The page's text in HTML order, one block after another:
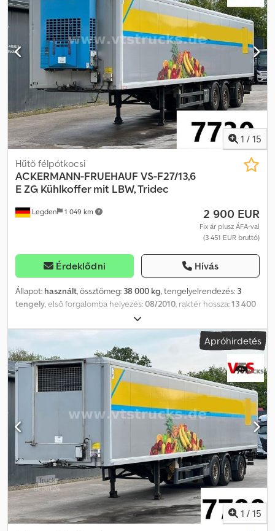
értékesítés jogát fenntartjuk. WhatsApp-támogatás elérhető!
Járművel kapcsolatos kérdések vagy további információk esetén
kérjük, írjon nekünk kényelmesen WhatsAppon keresztül.
Dwjdsma E Rkepfx Adxoa
1 / 15
Legden 1 049 km
Hűtő félpótkocsi
ACKERMANN-FRUEHAUF VS-F27/13,6
E ZG Kühlkoffer mit LBW, Tridec
2 900 EUR
Fix ár plusz ÁFA-val
(3 451 EUR bruttó)
Érdeklődni Hívás
Állapot: használt, össztömeg: 38 000 kg, tengelyelrendezés: 3
tengely, első forgalomba helyezés:08/2010, raktér hossza:13 400
2 480 mm
teljes szélesség:2 600 mm, teljes magasság:3 850 mm,
, * Tridec * Emelőhátfal * Emelt tengely
Dwedpfjnfxhtjx Adxoa * Frigoblock HK 25 hűtőaggregát *
EuroScan ----Belső járműszám: 7730----A tévedések és közbenső
értékesítés jogát fenntartjuk. WhatsApp támogatás elérhető!
Járművel kapcsolatos kérdések vagy további információk esetén
keressen minket kényelmesen WhatsAppon Whatsapp Whatsapp
Apróhirdetés
1 / 15